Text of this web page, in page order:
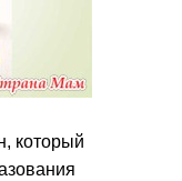
который